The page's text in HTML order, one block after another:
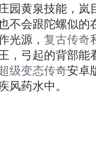
园黄泉技能，岚
不会跟陀螺似的
光源， 复古传奇
，弓起的背部能
级变态传奇安卓
风药水中。